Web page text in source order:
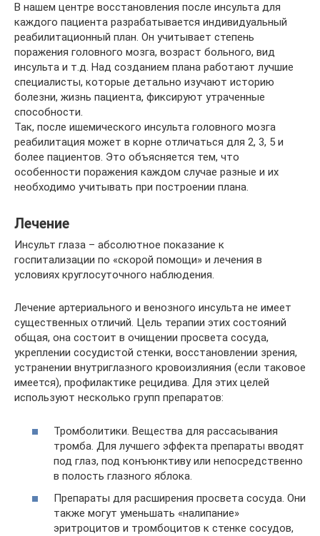
В нашем центре восстановления после инсульта для
каждого пациента разрабатывается индивидуальный
реабилитационный план. Он учитывает степень
поражения головного мозга, возраст больного, вид
инсульта и т.д. Над созданием плана работают лучшие
специалисты, которые детально изучают историю
болезни, жизнь пациента, фиксируют утраченные
способности.
Так, после ишемического инсульта головного мозга
реабилитация может в корне отличаться для 2, 3, 5 и
более пациентов. Это объясняется тем, что
особенности поражения каждом случае разные и их
необходимо учитывать при построении плана.
Лечение
Инсульт глаза – абсолютное показание к
госпитализации по «скорой помощи» и лечения в
условиях круглосуточного наблюдения.
Лечение артериального и венозного инсульта не имеет
существенных отличий. Цель терапии этих состояний
общая, она состоит в очищении просвета сосуда,
укреплении сосудистой стенки, восстановлении зрения,
устранении внутриглазного кровоизлияния (если таковое
имеется), профилактике рецидива. Для этих целей
используют несколько групп препаратов:
Тромболитики. Вещества для рассасывания
тромба. Для лучшего эффекта препараты вводят
под глаз, под конъюнктиву или непосредственно
в полость глазного яблока.
Препараты для расширения просвета сосуда. Они
также могут уменьшать «налипание»
эритроцитов и тромбоцитов к стенке сосудов,